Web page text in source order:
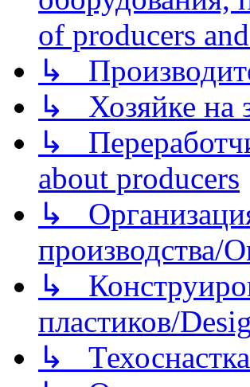
of producers
↳
↳ Хозяйке на
↳
about producers
↳
производства/
↳
пластиков/
↳